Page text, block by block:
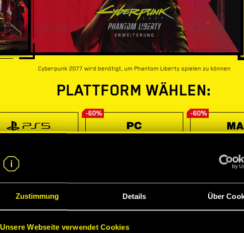
Zustimmung Details Über
Unsere Webseite verwendet Cookies
Cyberpunk 2077 wird benötigt, um Phantom Liberty spielen zu können
PLATTFORM WÄHLEN:
-60% -60%